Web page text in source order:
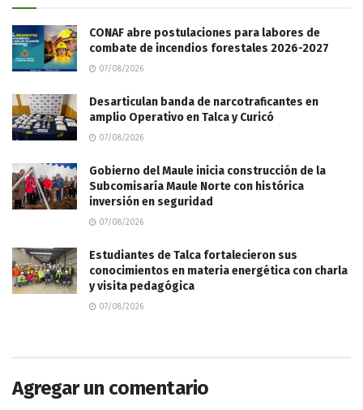
CONAF abre postulaciones para labores de
combate de incendios forestales 2026-2027
07/08/2026
Desarticulan banda de narcotraficantes en
amplio Operativo en Talca y Curicó
07/08/2026
Gobierno del Maule inicia construcción de la
Subcomisaría Maule Norte con histórica
inversión en seguridad
07/08/2026
Estudiantes de Talca fortalecieron sus
conocimientos en materia energética con charla
y visita pedagógica
07/08/2026
Agregar un comentario